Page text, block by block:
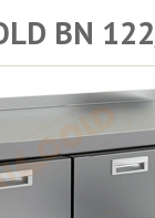
BN